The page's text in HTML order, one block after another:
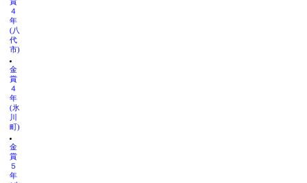
賞
４
年
(八
代
市)
金
賞
４
年
(氷
川
町)
金
賞
５
年